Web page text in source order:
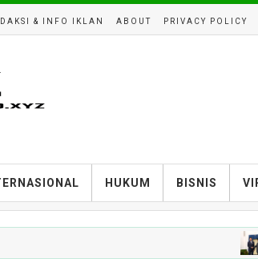
& INFO IKLAN ABOUT PRIVACY POLICY
HUKUM BISNIS